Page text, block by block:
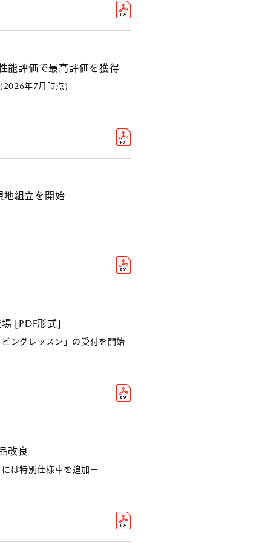
能評価で最高評価を獲得
(2026年7月時点)—
地組立を開始
[PDF形式]
ングレッスン」の受付を開始
改良
は特別仕様車を追加－